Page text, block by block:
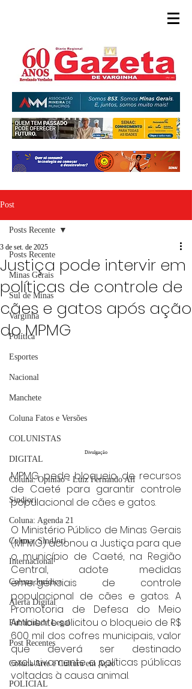
Post
Posts Recente
Minas Gerais
Sul de Minas
Varginha
Política
Esportes
Nacional
Manchete
Coluna Fatos e Versões
COLUNISTAS
DIGITAL
Coluna: Opinião - Luiz Fernando Alf
Sindjori
Coluna: Agenda 21
Coluna: SindJori
Internacional
Coluna Jurídica
Alerta Digital
Publicidade Legal
Post Recentes
Coluna Arte e Cultura em Ação
POLICIAL
Posts Recente
Justiça pode intervir em
políticas de controle de
cães e gatos após ação
do MPMG
3 de set. de 2025
Divulgação
MPMG pede bloqueio de recursos
de Caeté para garantir controle
populacional de cães e gatos.
O Ministério Público de Minas Gerais
(MPMG) acionou a Justiça para que
o município de Caeté, na Região
Central, adote medidas
emergenciais de controle
populacional de cães e gatos. A
Promotoria de Defesa do Meio
Ambiente solicitou o bloqueio de R$
600 mil dos cofres municipais, valor
que deverá ser destinado
exclusivamente a políticas públicas
voltadas à causa animal.